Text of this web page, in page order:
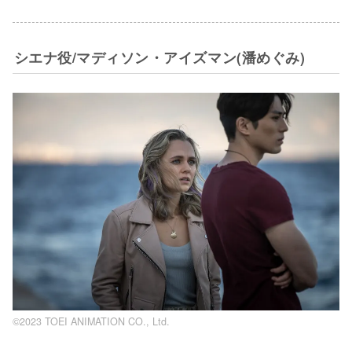
シエナ役/マディソン・アイズマン(潘めぐみ)
©2023 TOEI ANIMATION CO., Ltd.